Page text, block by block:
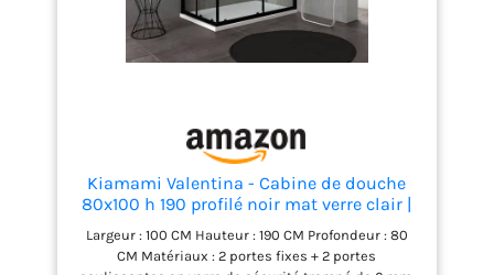
Kiamami Valentina - Cabine de douche
80x100 h 190 profilé noir mat verre clair |
City
Largeur : 100 CM Hauteur : 190 CM Profondeur : 80
CM Matériaux : 2 portes fixes + 2 portes